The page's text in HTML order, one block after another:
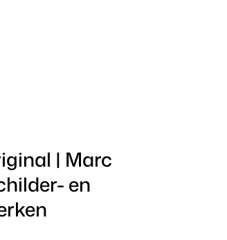
| Marc
en